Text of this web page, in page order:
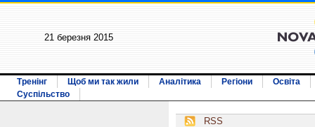
21 березня 2015
Тренінг Щоб ми так жили Аналітика Регіони
Освіта
Суспільство
RSS